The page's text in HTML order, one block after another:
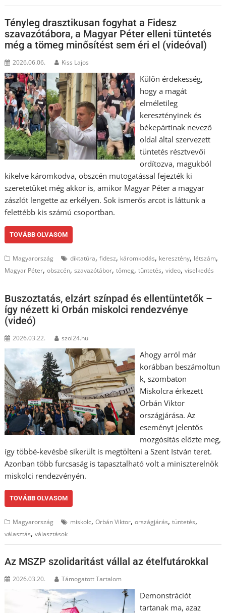
Tényleg drasztikusan fogyhat a Fidesz
szavazótábora, a Magyar Péter elleni tüntetés
még a tömeg minősítést sem éri el (videóval)
2026.06.06. Kiss Lajos
Külön érdekesség,
hogy a magát
elméletileg
keresztényinek és
békepártinak nevező
oldal által szervezett
tüntetés résztvevői
ordítozva, magukból
kikelve káromkodva, obszcén mutogatással fejezték ki
szeretetüket még akkor is, amikor Magyar Péter a magyar
zászlót lengette az erkélyen. Sok ismerős arcot is láttunk a
felettébb kis számú csoportban.
TOVÁBB OLVASOM
Magyarország diktatúra,fidesz, káromkodás, keresztény, létszám,
Magyar Péter,obszcén,szavazótábor,tömeg,tüntetés,video,viselkedés
Buszoztatás, elzárt színpad és ellentüntetők –
így nézett ki Orbán miskolci rendezvénye
(videó)
2026.03.22. szol24.hu
Ahogy arról már
korábban beszámoltun
k, szombaton
Miskolcra érkezett
Orbán Viktor
országjárása. Az
eseményt jelentős
mozgósítás előzte meg,
így többé-kevésbé sikerült is megtölteni a Szent István teret.
Azonban több furcsaság is tapasztalható volt a miniszterelnök
miskolci rendezvényén.
TOVÁBB OLVASOM
Magyarország miskolc,Orbán Viktor,országjárás,tüntetés,
választás,választások
Az MSZP szolidaritást vállal az ételfutárokkal
2026.03.20. Támogatott Tartalom
Demonstrációt
tartanak ma, azaz